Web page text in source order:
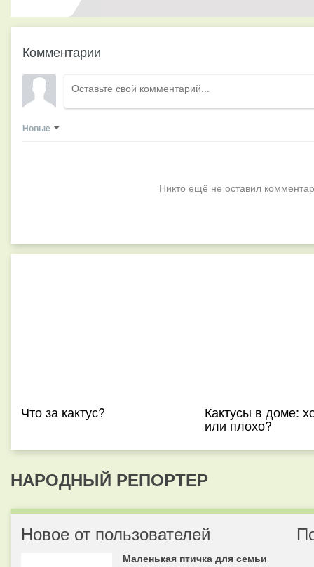
Комментарии
Новые
Никто ещё не оставил
Что за кактус? Кактусы в доме:
или плохо?
НАРОДНЫЙ РЕПОРТЕР
Новое от пользователей
Маленькая птичка для семьи